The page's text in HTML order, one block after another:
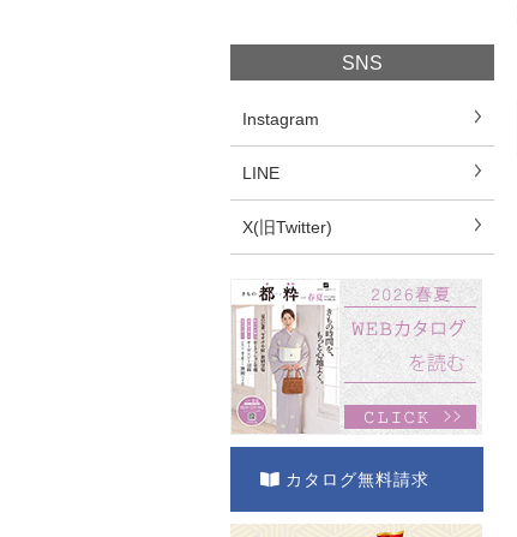
SNS
Instagram
LINE
X(旧Twitter)
カタログ無料請求